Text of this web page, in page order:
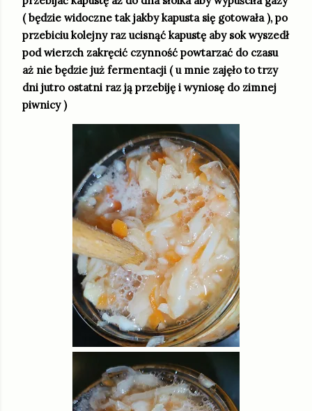
( będzie widoczne tak jakby kapusta się gotowała ), po
przebiciu kolejny raz ucisnąć kapustę aby sok wyszedł
pod wierzch zakręcić czynność powtarzać do czasu
aż nie będzie już fermentacji ( u mnie zajęło to trzy
dni jutro ostatni raz ją przebiję i wyniosę do zimnej
piwnicy )